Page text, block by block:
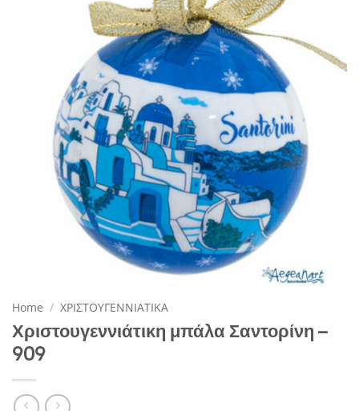
Home / ΧΡΙΣΤΟΥΓΕΝΝΙΑΤΙΚΑ
Χριστουγεννιάτικη μπάλα Σαντορίνη –
909